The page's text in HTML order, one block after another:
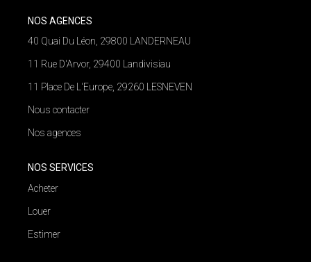
Qui Nous Sommes
Nos Équipes
Nous Rejoindre
NOS AGENCES
40 Quai Du Léon, 29800 LANDERNEAU
11 Rue D'Arvor, 29400 Landivisiau
11 Place De L'Europe, 29260 LESNEVEN
Nous contacter
Nos agences
NOS SERVICES
Acheter
Louer
Estimer